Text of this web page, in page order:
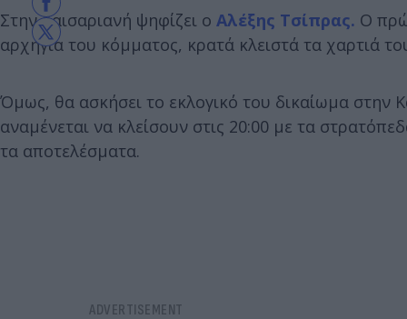
Στην Καισαριανή ψηφίζει ο Αλέξης Τσίπρας. Ο
αρχηγία του κόμματος, κρατά κλειστά τα χαρτιά
Όμως, θα ασκήσει το εκλογικό του δικαίωμα στην
αναμένεται να κλείσουν στις 20:00 με τα
τα αποτελέσματα.